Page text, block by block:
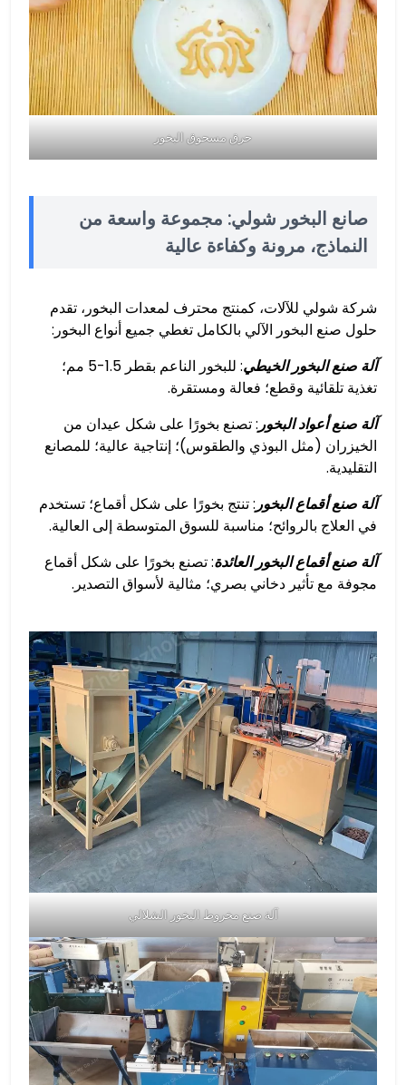
حرق مسحوق البخور
صانع البخور شولي: مجموعة واسعة من
النماذج، مرونة وكفاءة عالية
شركة شولي للآلات، كمنتج محترف لمعدات البخور، تقدم
حلول صنع البخور الآلي بالكامل تغطي جميع أنواع البخور:
آلة صنع البخور الخيطي
: للبخور الناعم بقطر 1.5-5 مم؛
تغذية تلقائية وقطع؛ فعالة ومستقرة.
آلة صنع أعواد البخور: تصنع بخورًا على شكل عيدان من
الخيزران (مثل البوذي والطقوس)؛ إنتاجية عالية؛ للمصانع
التقليدية.
آلة صنع أقماع البخور: تنتج بخورًا على شكل أقماع؛ تستخدم
في العلاج بالروائح؛ مناسبة للسوق المتوسطة إلى العالية.
آلة صنع أقماع البخور العائدة: تصنع بخورًا على شكل أقماع
مجوفة مع تأثير دخاني بصري؛ مثالية لأسواق التصدير.
آلة صنع مخروط البخور الشلالي